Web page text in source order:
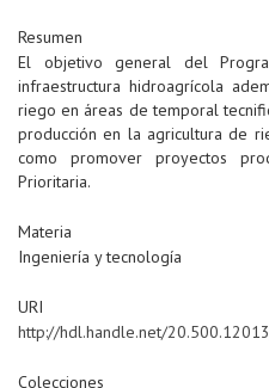
Resumen
El objetivo general del
infraestructura hidroagrícola
riego en áreas de temporal
producción en la agricultura de
como promover proyectos
Prioritaria.
Materia
Ingeniería y tecnología
URI
http://hdl.handle.net/
Colecciones